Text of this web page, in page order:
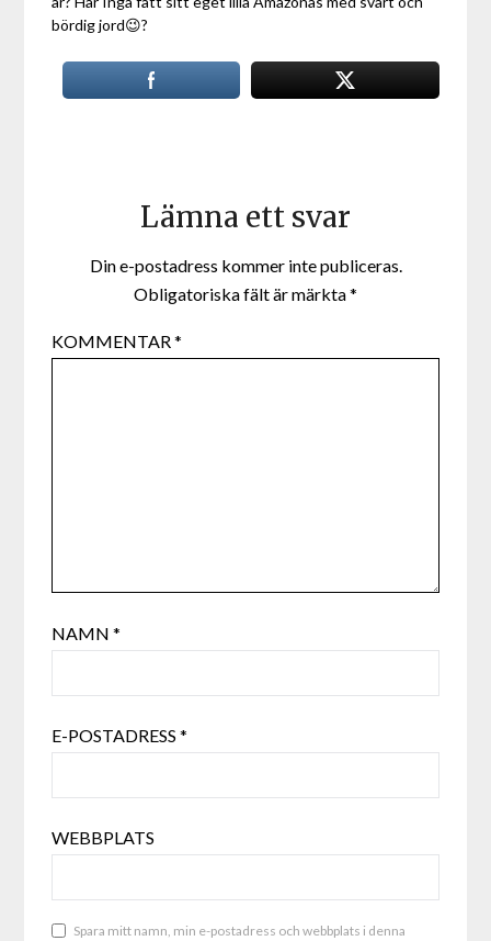
bördig jord😉?
Lämna ett svar
Din e-postadress kommer inte publiceras.
Obligatoriska fält är märkta*
KOMMENTAR*
NAMN*
E-POSTADRESS*
WEBBPLATS
Spara mitt namn, min e-postadress och webbplats i denna